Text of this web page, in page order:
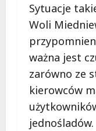
Sytuacje
Woli
ważna jest
zarówno ze
kierowców